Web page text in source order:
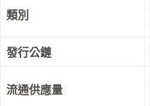
類別
發行公鏈
流通供應量